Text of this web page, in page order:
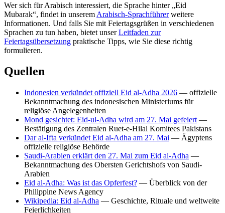
Wer sich für Arabisch interessiert, die Sprache hinter „Eid
Mubarak“, findet in unserem Arabisch-Sprachführerweitere
Informationen. Und falls Sie mit Feiertagsgrüßen in verschiedenen
Sprachen zu tun haben, bietet unserLeitfaden zur
Feiertagsübersetzung praktische Tipps, wie Sie diese richtig
formulieren.
Quellen
Indonesien verkündet offiziell Eid al-Adha 2026 — offizielle
Bekanntmachung des indonesischen Ministeriums für
religiöse Angelegenheiten
Mond gesichtet: Eid-ul-Adha wird am 27. Mai gefeiert —
Bestätigung des Zentralen Ruet-e-Hilal Komitees Pakistans
Dar al-Ifta verkündet Eid al-Adha am 27. Mai — Ägyptens
offizielle religiöse Behörde
Saudi-Arabien erklärt den 27. Mai zum Eid al-Adha —
Bekanntmachung des Obersten Gerichtshofs von Saudi-
Arabien
Eid al-Adha: Was ist das Opferfest? — Überblick von der
Philippine News Agency
Wikipedia: Eid al-Adha — Geschichte, Rituale und weltweite
Feierlichkeiten